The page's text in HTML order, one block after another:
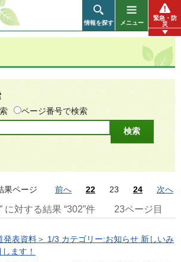
情報を探す メニュー
緊急・防
災
ページ番号で検索
果ページ 前へ 22 23 24 次へ
に対する結果 “302”件 23ページ目
発表資料＞ 1/3 カテゴリー:お知らせ 新しいみ
ます！